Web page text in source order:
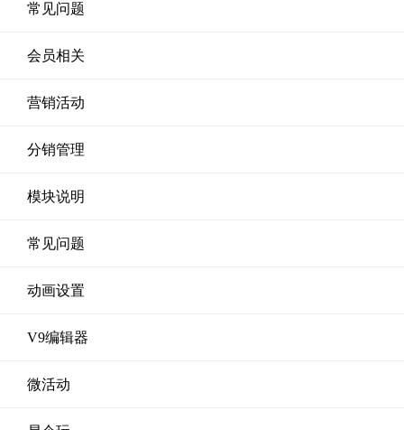
常见问题
会员相关
营销活动
分销管理
模块说明
常见问题
动画设置
V9编辑器
微活动